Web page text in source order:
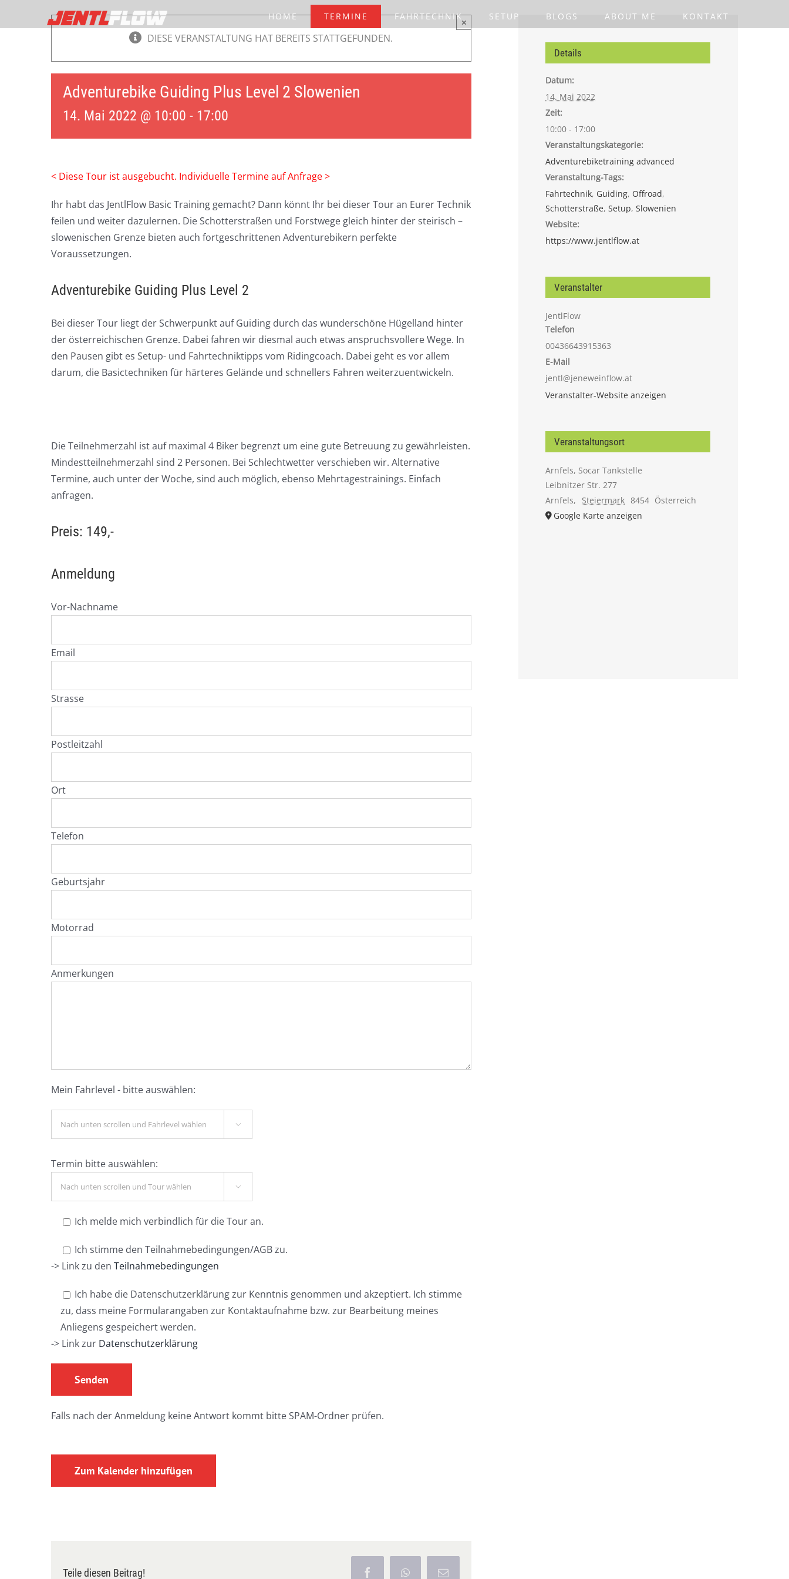
HOME TERMINE FAHRTECHNIK SETUP BLOGS ABOUT ME KONTAKT
DIESE VERANSTALTUNG HAT BEREITS STATTGEFUNDEN.
×
Adventurebike Guiding Plus Level 2 Slowenien
14. Mai 2022 @ 10:00 - 17:00
< Diese Tour ist ausgebucht. Individuelle Termine auf Anfrage >
Ihr habt das JentlFlow Basic Training gemacht? Dann könnt Ihr bei dieser Tour an Eurer Technik
feilen und weiter dazulernen. Die Schotterstraßen und Forstwege gleich hinter der steirisch –
slowenischen Grenze bieten auch fortgeschrittenen Adventurebikern perfekte
Voraussetzungen.
Adventurebike Guiding Plus Level 2
Bei dieser Tour liegt der Schwerpunkt auf Guiding durch das wunderschöne Hügelland hinter
der österreichischen Grenze. Dabei fahren wir diesmal auch etwas anspruchsvollere Wege. In
den Pausen gibt es Setup- und Fahrtechniktipps vom Ridingcoach. Dabei geht es vor allem
darum, die Basictechniken für härteres Gelände und schnellers Fahren weiterzuentwickeln.
Die Teilnehmerzahl ist auf maximal 4 Biker begrenzt um eine gute Betreuung zu gewährleisten.
Mindestteilnehmerzahl sind 2 Personen. Bei Schlechtwetter verschieben wir. Alternative
Termine, auch unter der Woche, sind auch möglich, ebenso Mehrtagestrainings. Einfach
anfragen.
Preis: 149,-
Anmeldung
Vor-Nachname
Email
Strasse
Postleitzahl
Ort
Telefon
Geburtsjahr
Motorrad
Anmerkungen
Mein Fahrlevel - bitte auswählen:

Termin bitte auswählen:

Ich melde mich verbindlich für die Tour an.
Ich stimme den Teilnahmebedingungen/AGB zu.
-> Link zu den Teilnahmebedingungen
Ich habe die Datenschutzerklärung zur Kenntnis genommen und akzeptiert. Ich stimme
zu, dass meine Formularangaben zur Kontaktaufnahme bzw. zur Bearbeitung meines
Anliegens gespeichert werden.
-> Link zur Datenschutzerklärung
Falls nach der Anmeldung keine Antwort kommt bitte SPAM-Ordner prüfen.
Zum Kalender hinzufügen
Teile diesen Beitrag!
Details
Datum:
14. Mai 2022
Zeit:
10:00 - 17:00
Veranstaltungskategorie:
Adventurebiketraining advanced
Veranstaltung-Tags:
Fahrtechnik, Guiding, Offroad,
Schotterstraße,Setup,Slowenien
Website:
https://www.jentlflow.at
Veranstalter
JentlFlow
Telefon
00436643915363
E-Mail
jentl@jeneweinflow.at
Veranstalter-Website anzeigen
Veranstaltungsort
Arnfels, Socar Tankstelle
Leibnitzer Str. 277
Arnfels, Steiermark 8454 Österreich
Google Karte anzeigen